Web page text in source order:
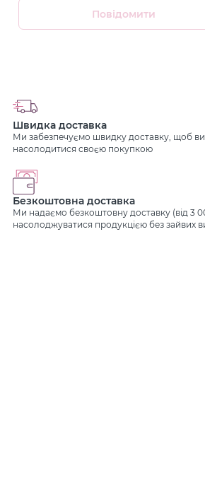
Повідомити
Швидка доставка
Ми забезпечуємо швидку доставку, щоб
насолодитися своєю покупкою
Безкоштовна доставка
Ми надаємо безкоштовну доставку (від 3
насолоджуватися продукцією без зайвих